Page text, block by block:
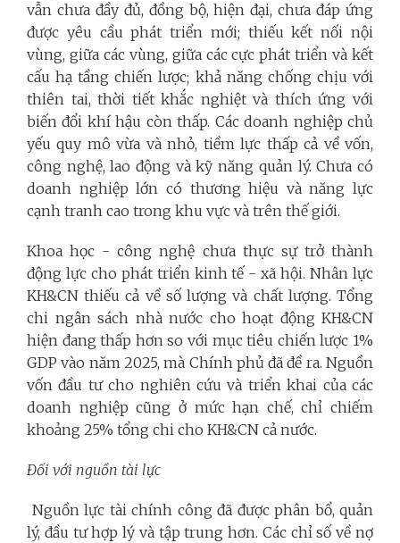
vẫn chưa đầy đủ, đồng bộ, hiện đại, chưa đáp ứng
được yêu cầu phát triển mới; thiếu kết nối nội
vùng, giữa các vùng, giữa các cực phát triển và kết
cấu hạ tầng chiến lược; khả năng chống chịu với
thiên tai, thời tiết khắc nghiệt và thích ứng với
biến đổi khí hậu còn thấp. Các doanh nghiệp chủ
yếu quy mô vừa và nhỏ, tiềm lực thấp cả về vốn,
công nghệ, lao động và kỹ năng quản lý. Chưa có
doanh nghiệp lớn có thương hiệu và năng lực
cạnh tranh cao trong khu vực và trên thế giới.
Khoa học - công nghệ chưa thực sự trở thành
động lực cho phát triển kinh tế - xã hội. Nhân lực
KH&CN thiếu cả về số lượng và chất lượng. Tổng
chi ngân sách nhà nước cho hoạt động KH&CN
hiện đang thấp hơn so với mục tiêu chiến lược 1%
GDP vào năm 2025, mà Chính phủ đã đề ra. Nguồn
vốn đầu tư cho nghiên cứu và triển khai của các
doanh nghiệp cũng ở mức hạn chế, chỉ chiếm
khoảng 25% tổng chi cho KH&CN cả nước.
Đối với nguồn tài lực
Nguồn lực tài chính công đã được phân bổ, quản
lý, đầu tư hợp lý và tập trung hơn. Các chỉ số về nợ